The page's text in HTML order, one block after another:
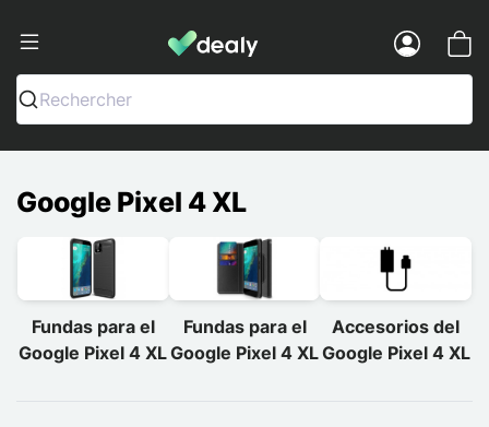
Dealy - Fundas y accesorios para
Rechercher
Google Pixel 4 XL
Fundas para el
Google Pixel 4 XL
Fundas para el
Google Pixel 4 XL
Accesorios del
Google Pixel 4 XL